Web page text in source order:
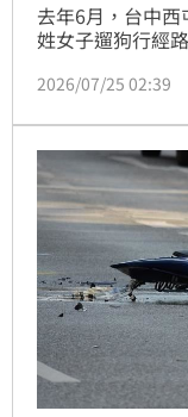
去年6月，台中
姓女子遛狗行經
200萬，並在調解
解。法院審理後
2026/07/25 02:39